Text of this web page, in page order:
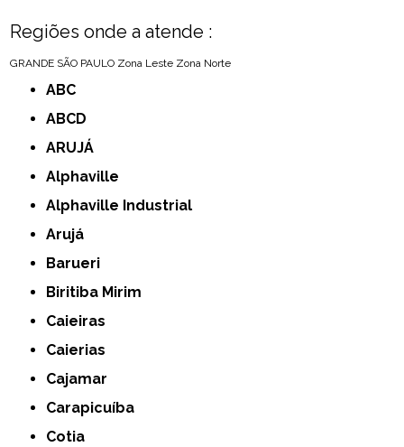
Regiões onde a atende :
GRANDE SÃO PAULO Zona Leste Zona Norte
ABC
ABCD
ARUJÁ
Alphaville
Alphaville Industrial
Arujá
Barueri
Biritiba Mirim
Caieiras
Caierias
Cajamar
Carapicuíba
Cotia